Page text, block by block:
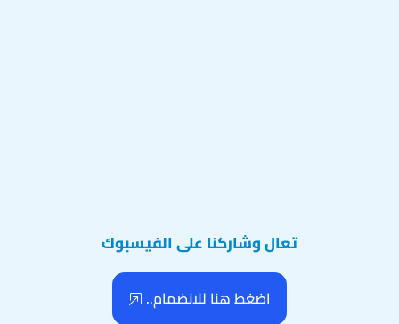
تعال وشاركنا على الفيسبوك
اضغط هنا للانضمام..